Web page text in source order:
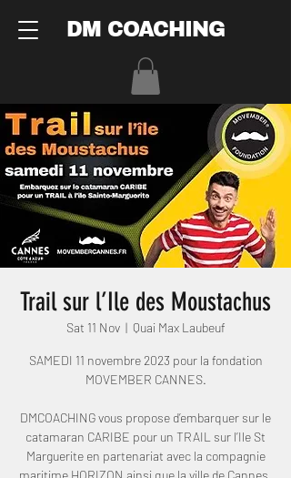
DM COACHING
Trail sur l’Ile des Moustachus
Sat 11 Nov
  |
Quai Max Laubeuf
SAMEDI 11 novembre 2023 pour la fondation
MOVEMBER CANNES.
DMCOACHING vous propose d’embarquer sur le
catamaran CARIBE pour un TRAIL sur l’Ile St
Marguerite en partenariat avec la compagnie
maritime HORIZON ainsi que la ville de Cannes.